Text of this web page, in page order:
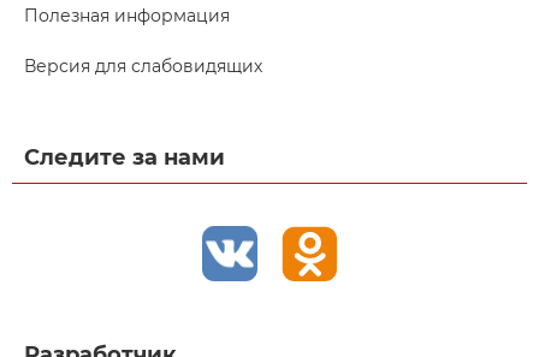
Полезная информация
Версия для слабовидящих
Следите за нами